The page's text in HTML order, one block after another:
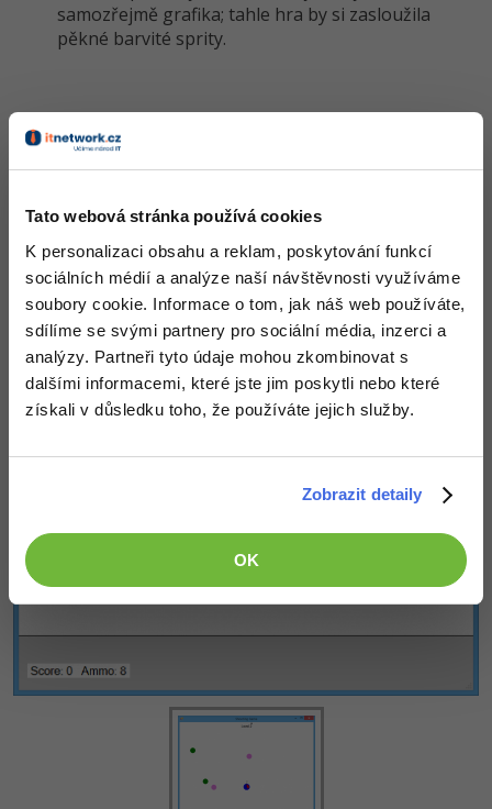
Tato webová stránka používá cookies
K personalizaci obsahu a reklam, poskytování funkcí
sociálních médií a analýze naší návštěvnosti využíváme
soubory cookie. Informace o tom, jak náš web používáte,
sdílíme se svými partnery pro sociální média, inzerci a
analýzy. Partneři tyto údaje mohou zkombinovat s
dalšími informacemi, které jste jim poskytli nebo které
získali v důsledku toho, že používáte jejich služby.
Zobrazit detaily
OK
Windows
Sítě
Elektronický podpis
Fórum
Fórum
samozřejmě grafika; tahle hra by si zasloužila
pěkné barvité sprity.
Galerie